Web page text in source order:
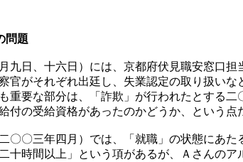
問題
九日、十六日）には、京都府伏見職安窓口担
官がそれぞれ出廷し、失業認定の取り扱いな
重要な部分は、「詐欺」が行われたとする二
付の受給資格があったのかどうか、という点
〇〇三年四月）では、「就職」の状態にあた
十時間以上」という項があるが、Ａさんのア